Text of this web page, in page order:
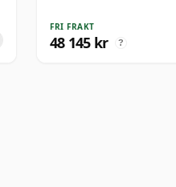
FRI FRAKT
48 145 kr ?